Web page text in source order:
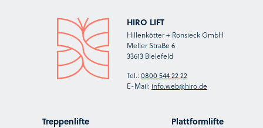
HIRO LIFT
Hillenkötter + Ronsieck GmbH
Meller Straße 6
33613 Bielefeld
Tel.:0800 544 22 22
E-Mail: info.web@hiro.de
Treppenlifte Plattformlifte